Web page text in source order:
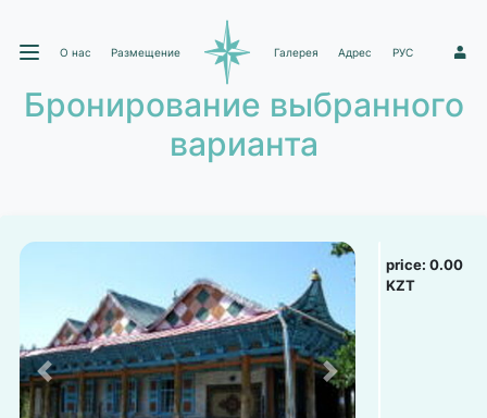
О нас Размещение Галерея Адрес РУС 1
Бронирование выбранного
варианта
Previous Next
price:0.00
KZT